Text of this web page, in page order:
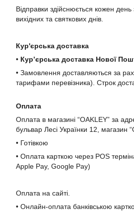
Відправки здійснюється кожен
вихідних та святкових днів.
Кур'єрська доставка
• Кур’єрська доставка Нової
• Замовлення доставляються за
тарифами перевізника). Строк
Оплата
Оплата в магазині “OAKLEY” за
бульвар Лесі Українки 12, магазин
• Готівкою
• Оплата карткою через POS
Apple Pay, Google Pay)
Оплата на сайті.
• Онлайн-оплата банківською